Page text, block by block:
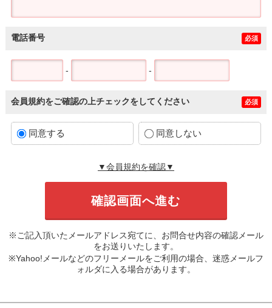
電話番号 必須
- -
会員規約をご確認の上チェックをしてください 必須
同意する 同意しない
▼会員規約を確認▼
※ご記入頂いたメールアドレス宛てに、お問合せ内容の確認メール
をお送りいたします。
※Yahoo!メールなどのフリーメールをご利用の場合、迷惑メールフ
ォルダに入る場合があります。